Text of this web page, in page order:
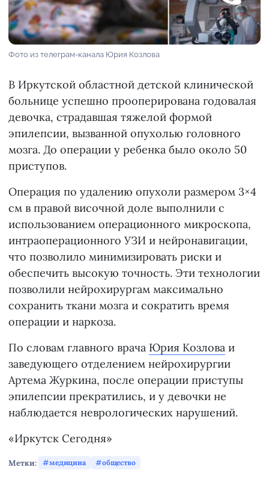
Фото из телеграм-канала Юрия Козлова
В Иркутской областной детской клинической
больнице успешно прооперирована годовалая
девочка, страдавшая тяжелой формой
эпилепсии, вызванной опухолью головного
мозга. До операции у ребенка было около 50
приступов.
Операция по удалению опухоли размером 3×4
см в правой височной доле выполнили с
использованием операционного микроскопа,
интраоперационного УЗИ и нейронавигации,
что позволило минимизировать риски и
обеспечить высокую точность. Эти технологии
позволили нейрохирургам максимально
сохранить ткани мозга и сократить время
операции и наркоза.
По словам главного врача Юрия Козлова и
заведующего отделением нейрохирургии
Артема Журкина, после операции приступы
эпилепсии прекратились, и у девочки не
наблюдается неврологических нарушений.
«Иркутск Сегодня»
Метки: медицина общество